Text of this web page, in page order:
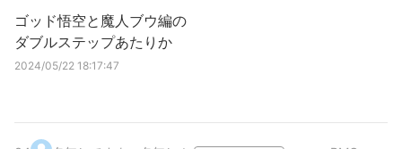
ゴッド悟空と魔人ブウ編の
ダブルステップあたりか
2024/05/22 18:17:47